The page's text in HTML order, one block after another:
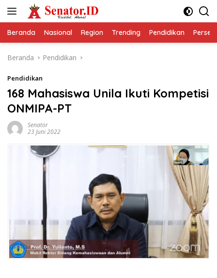
Beranda Nasional Region Trending Pendidikan
Beranda Pendidikan
Pendidikan
168 Mahasiswa Unila Ikuti Kompetisi
ONMIPA-PT
Senator
23 Juni 2022